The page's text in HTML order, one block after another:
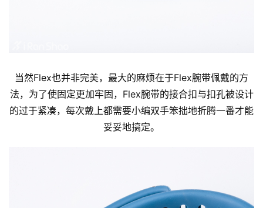
当然Flex也并非完美，最大的麻烦在于Flex腕带佩戴的方
法，为了使固定更加牢固，Flex腕带的接合扣与扣孔被设计
的过于紧凑，每次戴上都需要小编双手笨拙地折腾一番才能
妥妥地搞定。